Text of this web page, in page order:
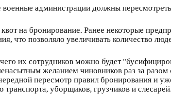
администрации должны
на бронирование. Ранее некоторые
что позволяло увеличивать количество
их сотрудников можно будет
желанием чиновников раз за разом
пересмотр правил бронирования и
уборщиков, грузчиков и слесарей.